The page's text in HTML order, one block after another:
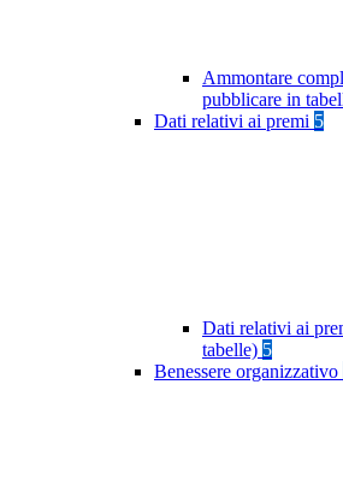
Ammontare
pubblicare in
Dati relativi ai premi 5
Dati relativi ai
tabelle) 5
Benessere organizzativo